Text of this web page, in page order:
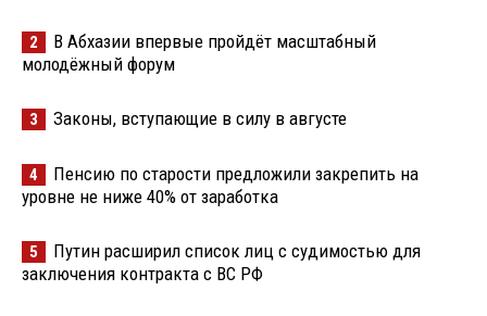
2
В Абхазии впервые пройдёт масштабный
молодёжный форум
3 Законы, вступающие в силу в августе
4
Пенсию по старости предложили закрепить на
уровне не ниже 40% от заработка
5
Путин расширил список лиц с судимостью для
заключения контракта с ВС РФ